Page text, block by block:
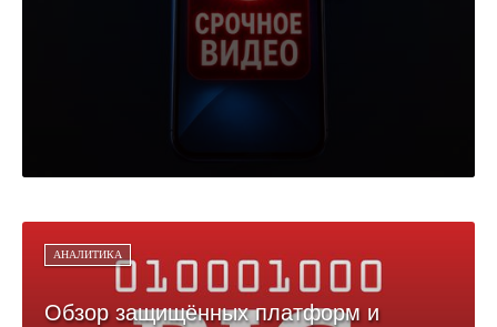
АНАЛИТИКА
Обзор защищённых платформ и